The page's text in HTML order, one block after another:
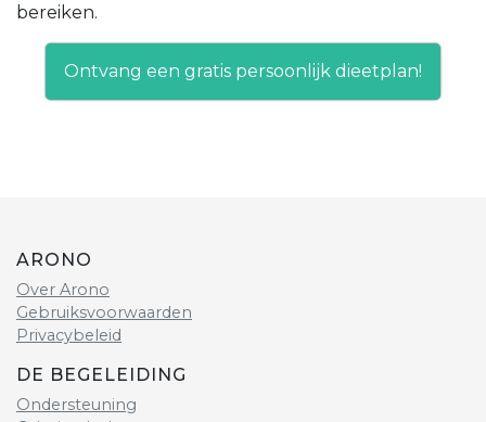
bereiken.
Ontvang een gratis persoonlijk dieetplan!
ARONO
Over Arono
Gebruiksvoorwaarden
Privacybeleid
DE BEGELEIDING
Ondersteuning